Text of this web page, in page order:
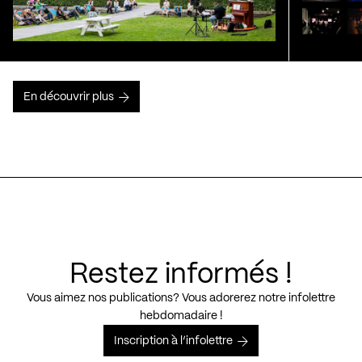
En découvrir plus
Restez informés !
Vous aimez nos publications? Vous adorerez notre infolettre
hebdomadaire !
Inscription à l’infolettre